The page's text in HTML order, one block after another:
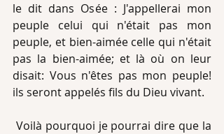
le dit dans Osée : J'appellerai mon
peuple celui qui n'était pas mon
peuple, et bien-aimée celle qui n'était
pas la bien-aimée; et là où on leur
disait: Vous n'êtes pas mon peuple!
ils seront appelés fils du Dieu vivant.
Voilà pourquoi je pourrai dire que la